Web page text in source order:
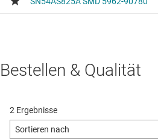
Bestellen & Qualität